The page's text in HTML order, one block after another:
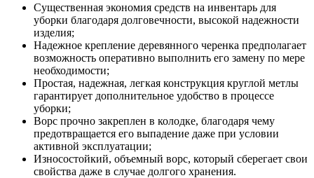
Существенная экономия средств на инвентарь для
уборки благодаря долговечности, высокой надежности
изделия;
Надежное крепление деревянного черенка предполагает
возможность оперативно выполнить его замену по мере
необходимости;
Простая, надежная, легкая конструкция круглой метлы
гарантирует дополнительное удобство в процессе
уборки;
Ворс прочно закреплен в колодке, благодаря чему
предотвращается его выпадение даже при условии
активной эксплуатации;
Износостойкий, объемный ворс, который сберегает свои
свойства даже в случае долгого хранения.